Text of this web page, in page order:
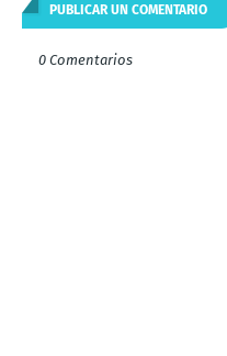
PUBLICAR UN COMENTARIO
0 Comentarios